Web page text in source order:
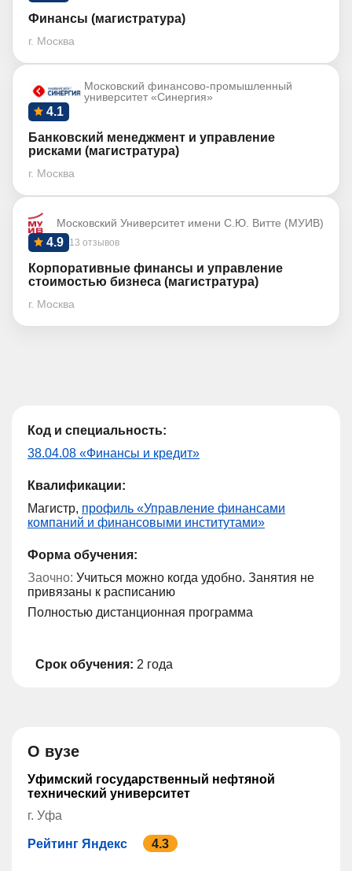
Финансы (магистратура)
г. Москва
Московский финансово-промышленный
университет «Синергия»
4.1
Банковский менеджмент и управление
рисками (магистратура)
г. Москва
Московский Университет имени С.Ю. Витте (МУИВ)
13 отзывов
4.9
Корпоративные финансы и управление
стоимостью бизнеса (магистратура)
г. Москва
Код и специальность:
38.04.08 «Финансы и кредит»
Квалификации:
Магистр, профиль «Управление финансами
компаний и финансовыми институтами»
Форма обучения:
Заочно: Учиться можно когда удобно. Занятия не
привязаны к расписанию
Полностью дистанционная программа
Срок обучения: 2 года
О вузе
Уфимский государственный нефтяной
технический университет
г. Уфа
Рейтинг Яндекс 4.3